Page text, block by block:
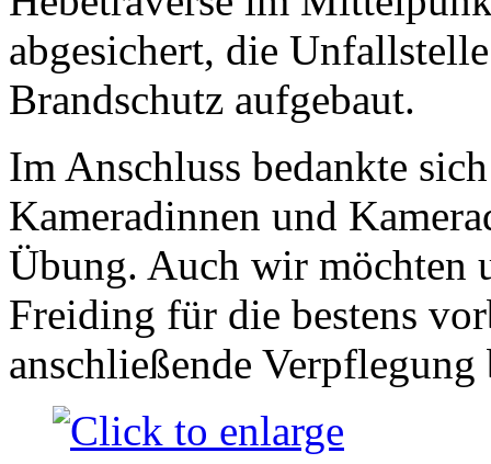
abgesichert, die
Brandschutz aufgebaut.
Im Anschluss bedankte
Kameradinnen und
Übung. Auch wir möchten
Freiding für die bestens
anschließende Verpflegung